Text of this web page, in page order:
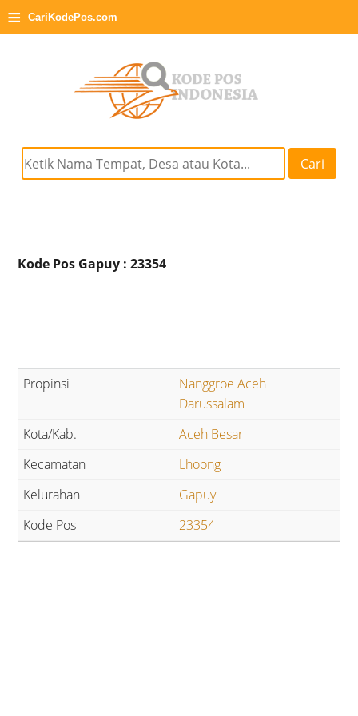
≡ CariKodePos.com
Cari
Kode Pos Gapuy : 23354
Nanggroe Aceh
Darussalam
Aceh Besar
Lhoong
Gapuy
23354